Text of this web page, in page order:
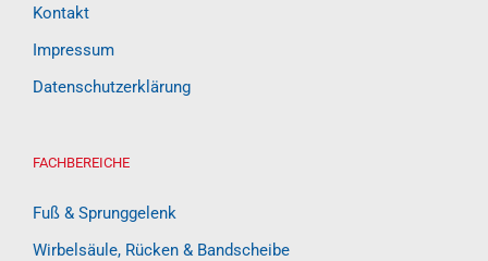
Kontakt
Impressum
Datenschutzerklärung
FACHBEREICHE
Fuß & Sprunggelenk
Wirbelsäule, Rücken & Bandscheibe